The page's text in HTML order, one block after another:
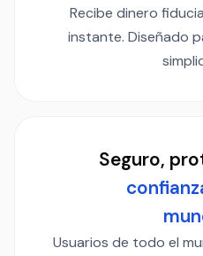
Recibe dinero
instante. Diseñado
Seguro,
Usuarios de todo el